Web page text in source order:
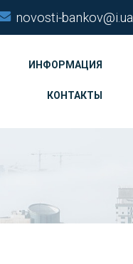
novosti-bankov@i.ua
ИНФОРМАЦИЯ
КОНТАКТЫ